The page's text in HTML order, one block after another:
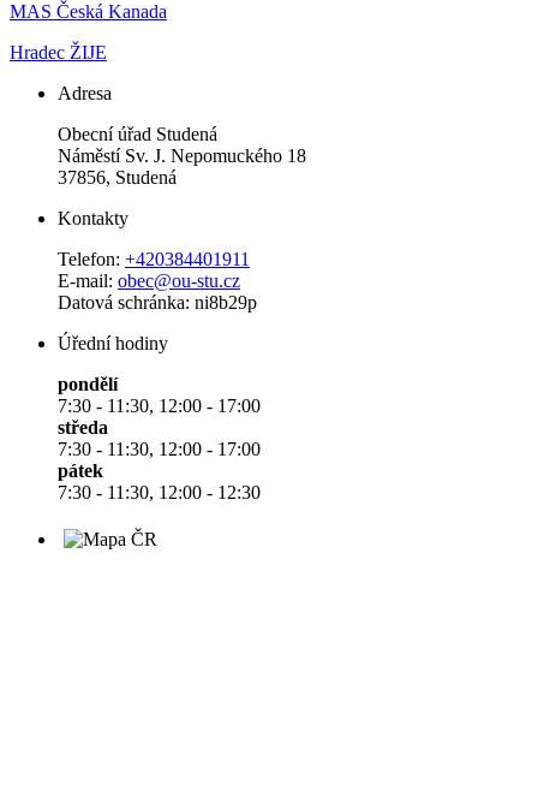
MAS Česká Kanada
Hradec ŽIJE
Adresa
Obecní úřad Studená
Náměstí Sv. J. Nepomuckého 18
37856, Studená
Kontakty
Telefon: +420384401911
E-mail: obec@ou-stu.cz
Datová schránka: ni8b29p
Úřední hodiny
pondělí
7:30 - 11:30, 12:00 - 17:00
středa
7:30 - 11:30, 12:00 - 17:00
pátek
7:30 - 11:30, 12:00 - 12:30